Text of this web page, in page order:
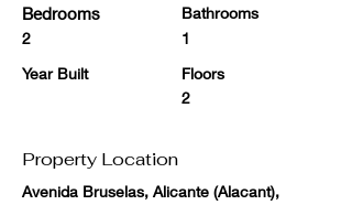
Bedrooms
2
Year Built
Bathrooms
1
Floors
2
Property Location
Avenida Bruselas, Alicante (Alacant),